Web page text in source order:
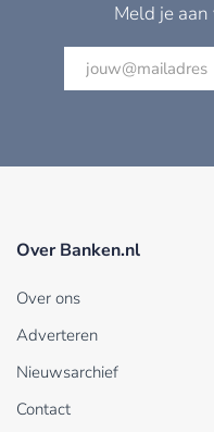
Meld je
Over Banken.nl
Over ons
Adverteren
Nieuwsarchief
Contact